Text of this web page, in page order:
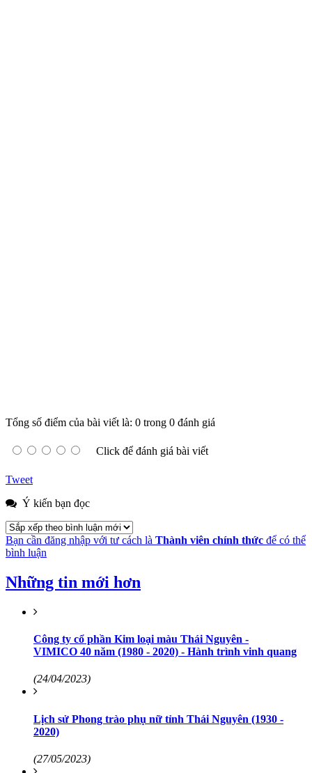
Tổng số điểm của bài viết là: 0 trong 0 đánh giá
Click để đánh giá bài viết
Tweet
Ý kiến bạn đọc
Bạn cần đăng nhập với tư cách là Thành viên chính thức để có thể
bình luận
Những tin mới hơn
Công ty cổ phần Kim loại màu Thái Nguyên -
VIMICO 40 năm (1980 - 2020) - Hành trình vinh quang
(24/04/2023)
Lịch sử Phong trào phụ nữ tỉnh Thái Nguyên (1930 -
2020)
(27/05/2023)